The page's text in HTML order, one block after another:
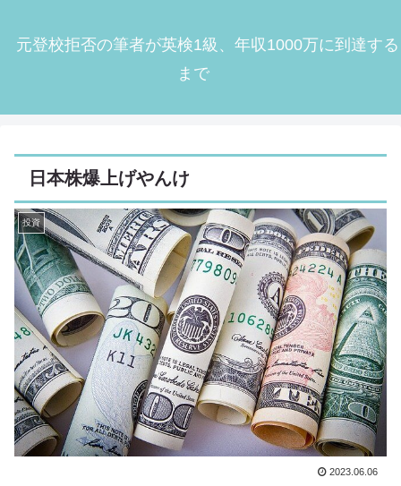
元登校拒否の筆者が英検1級、年収1000万に到達する
まで
日本株爆上げやんけ
投資
2023.06.06